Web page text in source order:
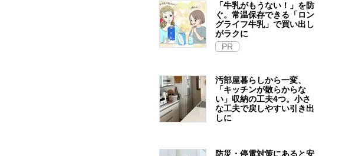
「牛乳がもうない！」を防
ぐ。常温保存できる「ロン
グライフ牛乳」で買い出し
がラクに
PR
汚部屋暮らしから一変、
「キッチンが散らからな
い」収納の工夫4つ。小さ
な工夫で戻しやすい引き出
しに
防災・停電対策にあると安